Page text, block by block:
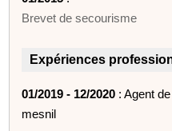
Brevet de secourisme
Expériences
01/2019 - 12/2020 : Agent
mesnil